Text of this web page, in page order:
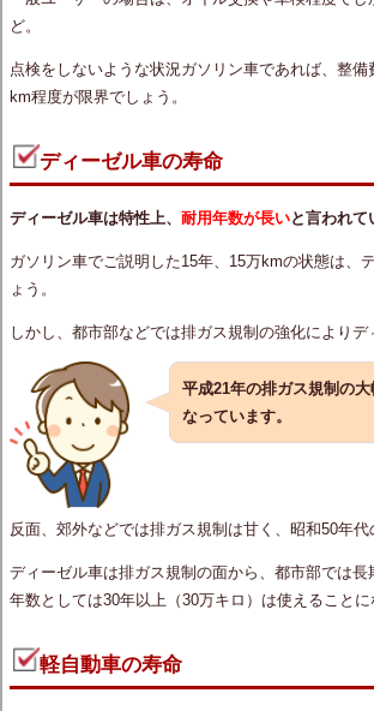
ど。
点検をしないような状況ガソリン車であれば、整
km程度が限界でしょう。
ディーゼル車の寿命
ディーゼル車は特性上、 耐用年数が長いと言われて
ガソリン車でご説明した15年、15万kmの状態は、
ょう。
しかし、都市部などでは排ガス規制の強化により
平成21年の排ガス規制の大
なっています。
反面、郊外などでは排ガス規制は甘く、昭和50年
ディーゼル車は排ガス規制の面から、都市部では
年数としては30年以上（30万キロ）は使えることに
軽自動車の寿命